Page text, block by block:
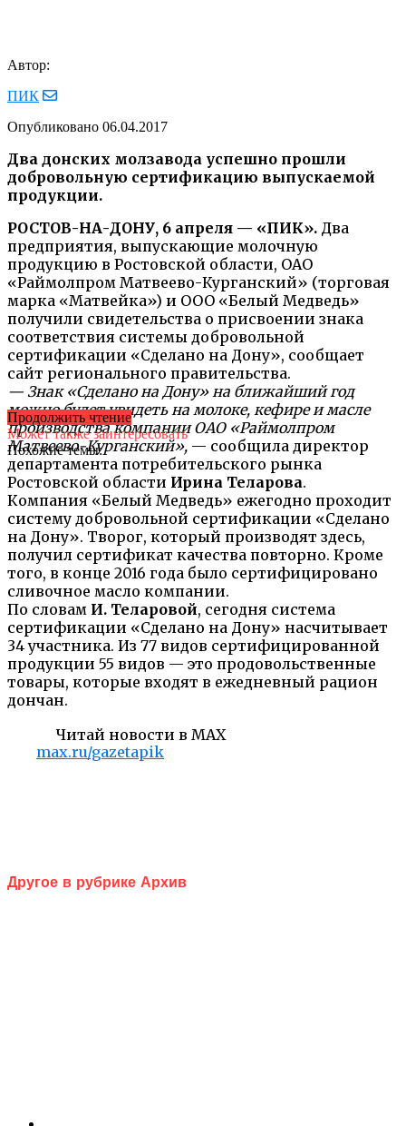
Автор:
ПИК
Опубликовано 06.04.2017
Два донских молзавода успешно прошли
добровольную сертификацию выпускаемой
продукции.
РОСТОВ-НА-ДОНУ, 6 апреля — «ПИК». Два
предприятия, выпускающие молочную
продукцию в Ростовской области, ОАО
«Раймолпром Матвеево-Курганский» (торговая
марка «Матвейка») и ООО «Белый Медведь»
получили свидетельства о присвоении знака
соответствия системы добровольной
сертификации «Сделано на Дону», сообщает
сайт регионального правительства.
— Знак «Сделано на Дону» на ближайший год
можно будет увидеть на молоке, кефире и масле
производства компании ОАО «Раймолпром
Матвеево-Курганский», — сообщила директор
департамента потребительского рынка
Ростовской области Ирина Теларова.
Компания «Белый Медведь» ежегодно проходит
систему добровольной сертификации «Сделано
на Дону». Творог, который производят здесь,
получил сертификат качества повторно. Кроме
того, в конце 2016 года было сертифицировано
сливочное масло компании.
По словам И. Теларовой, сегодня система
сертификации «Сделано на Дону» насчитывает
34 участника. Из 77 видов сертифицированной
продукции 55 видов — это продовольственные
товары, которые входят в ежедневный рацион
дончан.
Читай новости в MAX
max.ru/gazetapik
Продолжить чтение
Может также заинтересовать
Похожие темы:
Другое в рубрике Архив